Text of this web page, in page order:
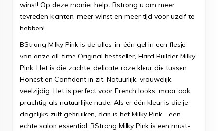
winst! Op deze manier helpt Bstrong u om meer
tevreden klanten, meer winst en meer tijd voor uzelf te
hebben!
BStrong Milky Pink is de alles-in-één gel in een flesje
van onze all-time Original bestseller, Hard Builder Milky
Pink. Het is die zachte, delicate roze kleur die tussen
Honest en Confident in zit. Natuurlijk, vrouwelijk,
veelzijdig. Het is perfect voor French looks, maar ook
prachtig als natuurlijke nude. Als er één kleur is die je
dagelijks zult gebruiken, dan is het Milky Pink - een
echte salon essential. BStrong Milky Pink is een must-